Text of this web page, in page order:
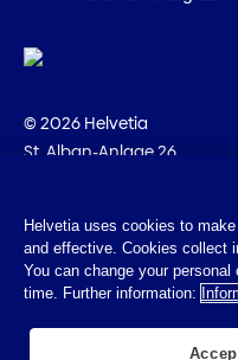
© 2026 Helvetia
St. Alban-Anlage 26
Impressum
Disposizioni giuridiche
Helvetia uses cookies to
and effective. Cookies collect
You can change your
time. Further information: